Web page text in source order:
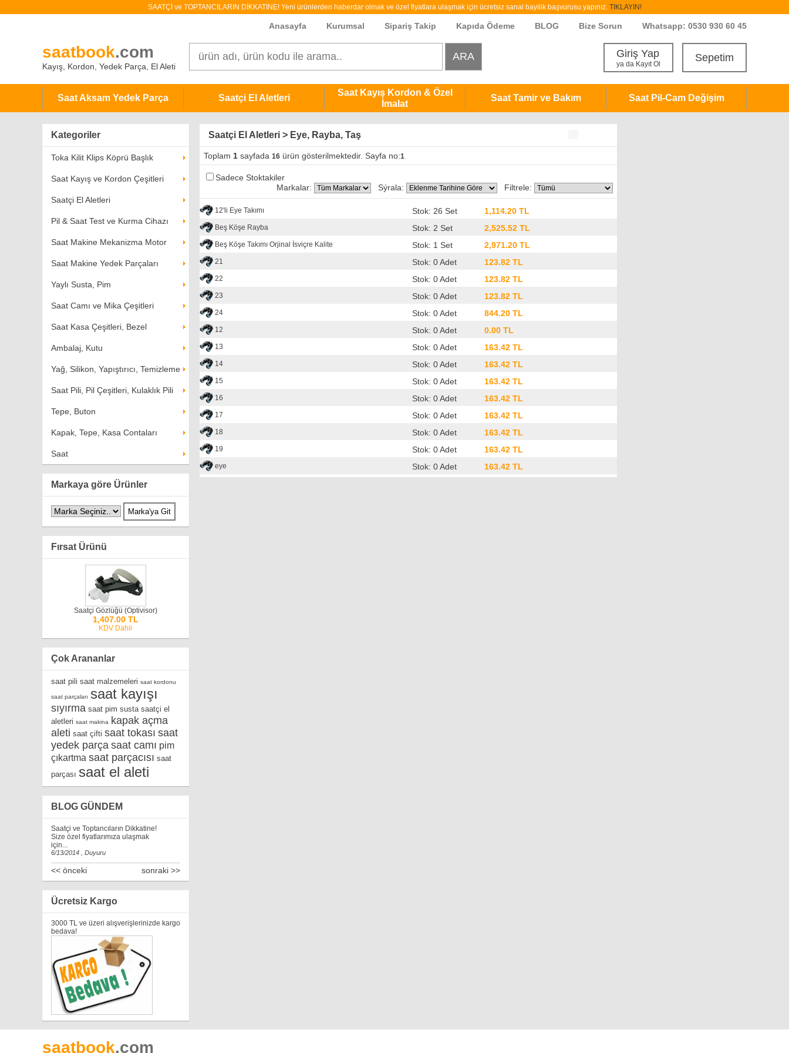
SAATÇİ ve TOPTANCILARIN DİKKATİNE! Yeni ürünlerden haberdar olmak ve özel fiyatlara ulaşmak için ücretsiz sanal bayilik başvurusu yapınız. TIKLAYIN!
Anasayfa Kurumsal Sipariş Takip Kapıda Ödeme BLOG Bize Sorun Whatsapp: 0530 930 60 45
saatbook.com
Kayış, Kordon, Yedek Parça, El Aleti
Giriş Yap
ya da Kayıt Ol
Sepetim
Saat Aksam Yedek Parça Saatçi El Aletleri
Saat Kayış Kordon & Özel
İmalat
Saat Tamir ve Bakım Saat Pil-Cam Değişim
Kategoriler
Toka Kilit Klips Köprü Başlık
Saat Kayış ve Kordon Çeşitleri
Saatçi El Aletleri
Pil & Saat Test ve Kurma Cihazı
Saat Makine Mekanizma Motor
Saat Makine Yedek Parçaları
Yaylı Susta, Pim
Saat Camı ve Mika Çeşitleri
Saat Kasa Çeşitleri, Bezel
Ambalaj, Kutu
Yağ, Silikon, Yapıştırıcı, Temizleme
Saat Pili, Pil Çeşitleri, Kulaklık Pili
Tepe, Buton
Kapak, Tepe, Kasa Contaları
Saat
Markaya göre Ürünler
Fırsat Ürünü
Saatçi Gözlüğü (Optivisor)
1,407.00 TL
KDV Dahil
Çok Arananlar
saat pili saat malzemeleri saat kordonu
saat parçaları saat kayışı
sıyırma saat pim susta saatçi el
aletleri saat makina
kapak açma
aleti saat çifti saat tokası saat
yedek parça saat camı pim
çıkartma saat parçacısı saat
parçası saat el aleti
BLOG GÜNDEM
Saatçi ve Toptancıların Dikkatine!
Size özel fiyatlarımıza ulaşmak
için...
6/13/2014 , Duyuru
<< önceki sonraki >>
Ücretsiz Kargo
3000 TL ve üzeri alışverişlerinizde kargo
bedava!
Saatçi El Aletleri > Eye, Rayba, Taş
Toplam 1 sayfada16 ürün gösterilmektedir. Sayfa no:1
Sadece Stoktakiler
Markalar:
Sýrala: Filtrele:
12'li Eye Takımı Stok: 26 Set 1,114.20 TL
Beş Köşe Rayba Stok: 2 Set 2,525.52 TL
Beş Köşe Takımı Orjinal İsviçre Kalite Stok: 1 Set 2,971.20 TL
21 Stok: 0 Adet 123.82 TL
22 Stok: 0 Adet 123.82 TL
23 Stok: 0 Adet 123.82 TL
24 Stok: 0 Adet 844.20 TL
12 Stok: 0 Adet 0.00 TL
13 Stok: 0 Adet 163.42 TL
14 Stok: 0 Adet 163.42 TL
15 Stok: 0 Adet 163.42 TL
16 Stok: 0 Adet 163.42 TL
17 Stok: 0 Adet 163.42 TL
18 Stok: 0 Adet 163.42 TL
19 Stok: 0 Adet 163.42 TL
eye Stok: 0 Adet 163.42 TL
saatbook.com